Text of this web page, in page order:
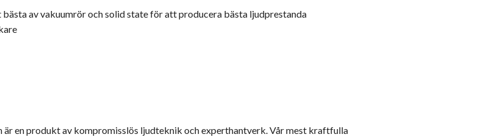
av vakuumrör och solid state för att producera bästa ljudprestanda
en produkt av kompromisslös ljudteknik och experthantverk. Vår mest kraftfulla